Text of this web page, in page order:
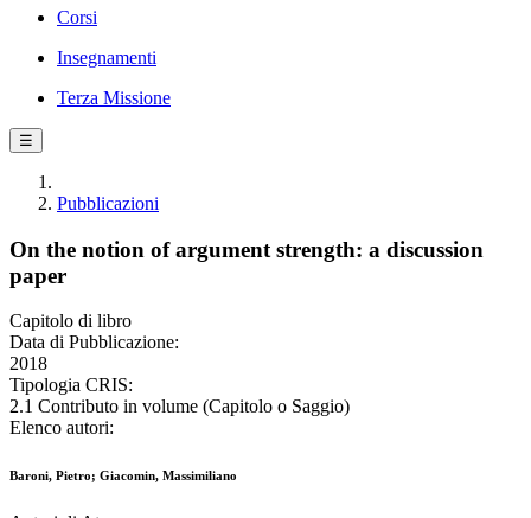
Corsi
Insegnamenti
Terza Missione
☰
Pubblicazioni
On the notion of argument strength: a discussion
paper
Capitolo di libro
Data di Pubblicazione:
2018
Tipologia CRIS:
2.1 Contributo in volume (Capitolo o Saggio)
Elenco autori:
Baroni, Pietro; Giacomin, Massimiliano